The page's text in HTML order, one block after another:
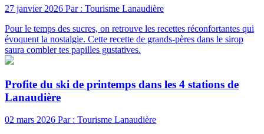
27 janvier 2026 Par : Tourisme Lanaudière
Pour le temps des sucres, on retrouve les recettes réconfortantes qui
évoquent la nostalgie. Cette recette de grands-pères dans le sirop
saura combler tes papilles gustatives.
Profite du ski de printemps dans les 4 stations de
Lanaudière
02 mars 2026 Par : Tourisme Lanaudière